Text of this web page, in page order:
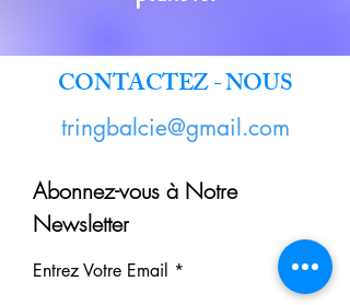
CONTACTEZ - NOUS
tringbalcie@gmail.com
Abonnez-vous à Notre
Newsletter
Entrez Votre Email